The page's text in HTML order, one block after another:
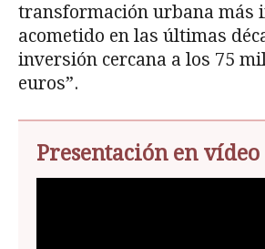
transformación urbana más
acometido en las últimas
inversión cercana a los 75
euros”.
Presentación en vídeo